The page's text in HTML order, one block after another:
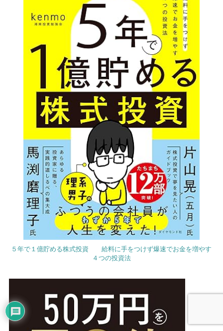
５年で１億貯める株式投資 給料に手をつけず爆速でお金を増やす
４つの投資法